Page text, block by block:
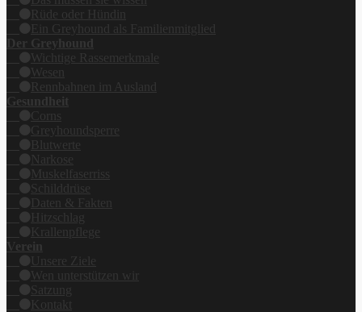
Rüde oder Hündin
Ein Greyhound als Familienmitglied
Der Greyhound
Wichtige Rassemerkmale
Wesen
Rennbahnen im Ausland
Gesundheit
Corns
Greyhoundsperre
Blutwerte
Narkose
Muskelfaserriss
Schilddrüse
Daten & Fakten
Hitzschlag
Krallenpflege
Verein
Unsere Ziele
Wen unterstützen wir
Satzung
Kontakt